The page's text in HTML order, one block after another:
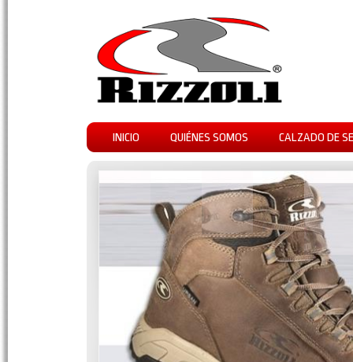
INICIO QUIÉNES SOMOS CALZADO DE